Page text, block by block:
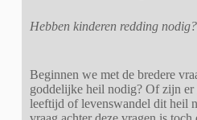
Hebben kinderen redding nodig?
Beginnen we met de bredere
goddelijke heil nodig? Of zijn er
leeftijd of levenswandel dit heil